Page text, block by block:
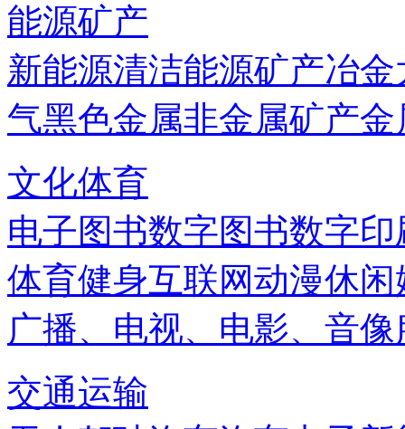
能源矿产
新能源清洁能源矿产冶金
气黑色金属非金属矿产金
文化体育
电子图书数字图书数字印
体育健身互联网动漫休闲
广播、电视、电影、音像
交通运输